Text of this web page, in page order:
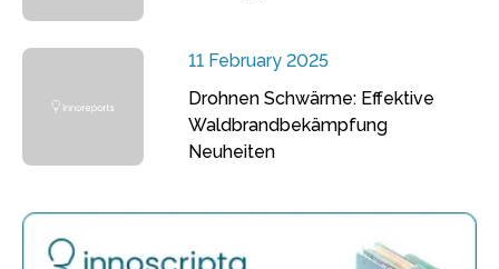
11 February 2025
Drohnen Schwärme: Effektive
Waldbrandbekämpfung
Neuheiten